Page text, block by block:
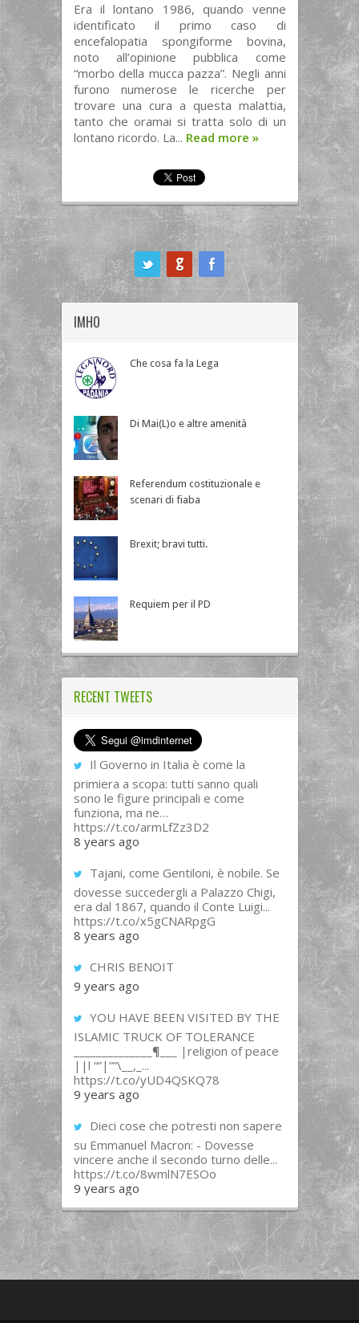
Era il lontano 1986, quando venne
identificato il primo caso di
encefalopatia spongiforme bovina,
noto all’opinione pubblica come
“morbo della mucca pazza”. Negli anni
furono numerose le ricerche per
trovare una cura a questa malattia,
tanto che oramai si tratta solo di un
lontano ricordo. La... Read more »
IMHO
Che cosa fa la Lega
Di Mai(L)o e altre amenità
Referendum costituzionale e
scenari di fiaba
Brexit; bravi tutti.
Requiem per il PD
RECENT TWEETS
Il Governo in Italia è come la
primiera a scopa: tutti sanno quali
sono le figure principali e come
funziona, ma ne…
https://t.co/armLfZz3D2
8 years ago
Tajani, come Gentiloni, è nobile. Se
dovesse succedergli a Palazzo Chigi,
era dal 1867, quando il Conte Luigi...
https://t.co/x5gCNARpgG
8 years ago
CHRIS BENOIT
9 years ago
YOU HAVE BEEN VISITED BY THE
ISLAMIC TRUCK OF TOLERANCE
______________¶___ |religion of peace
||l “”|””\__,_...
https://t.co/yUD4QSKQ78
9 years ago
Dieci cose che potresti non sapere
su Emmanuel Macron: - Dovesse
vincere anche il secondo turno delle...
https://t.co/8wmlN7ESOo
9 years ago